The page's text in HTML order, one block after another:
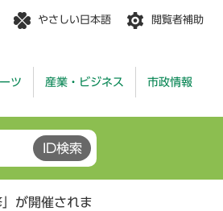
やさしい日本語 閲覧者補助
ツ 産業・ビジネス 市政情報
が開催されま